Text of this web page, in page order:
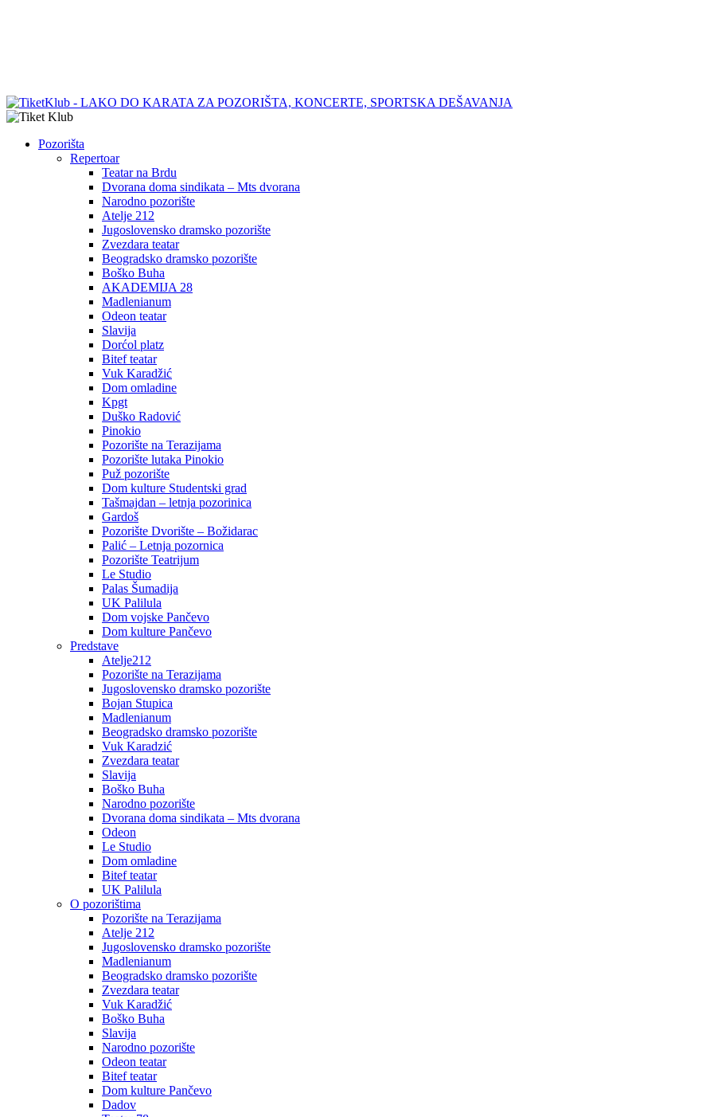
Pozorišta
Repertoar
Teatar na Brdu
Dvorana doma sindikata – Mts dvorana
Narodno pozorište
Atelje 212
Jugoslovensko dramsko pozorište
Zvezdara teatar
Beogradsko dramsko pozorište
Boško Buha
AKADEMIJA 28
Madlenianum
Odeon teatar
Slavija
Dorćol platz
Bitef teatar
Vuk Karadžić
Dom omladine
Kpgt
Duško Radović
Pinokio
Pozorište na Terazijama
Pozorište lutaka Pinokio
Puž pozorište
Dom kulture Studentski grad
Tašmajdan – letnja pozorinica
Gardoš
Pozorište Dvorište – Božidarac
Palić – Letnja pozornica
Pozorište Teatrijum
Le Studio
Palas Šumadija
UK Palilula
Dom vojske Pančevo
Dom kulture Pančevo
Predstave
Atelje212
Pozorište na Terazijama
Jugoslovensko dramsko pozorište
Bojan Stupica
Madlenianum
Beogradsko dramsko pozorište
Vuk Karadzić
Zvezdara teatar
Slavija
Boško Buha
Narodno pozorište
Dvorana doma sindikata – Mts dvorana
Odeon
Le Studio
Dom omladine
Bitef teatar
UK Palilula
O pozorištima
Pozorište na Terazijama
Atelje 212
Jugoslovensko dramsko pozorište
Madlenianum
Beogradsko dramsko pozorište
Zvezdara teatar
Vuk Karadžić
Boško Buha
Slavija
Narodno pozorište
Odeon teatar
Bitef teatar
Dom kulture Pančevo
Dadov